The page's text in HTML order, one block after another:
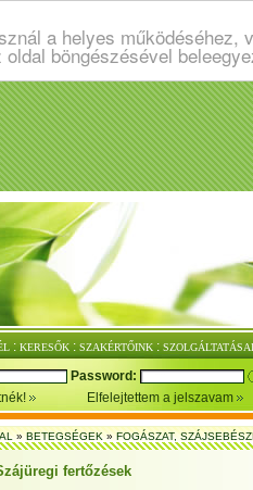
a helyes
oldal böngészésével
: KERESŐK : SZAKÉRTŐINK :
Password:
Elfelejtettem a jelszavam
»BETEGSÉGEK»FOGÁSZAT,
fertőzések